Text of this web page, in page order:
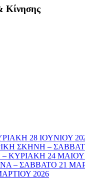
Κίνησης
28 ΙΟΥΝΙΟΥ
ΣΚΗΝΗ – ΣΑΒΒΑΤΟ
ΚΥΡΙΑΚΗ 24 ΜΑΙΟΥ
– ΣΑΒΒΑΤΟ 21
2026